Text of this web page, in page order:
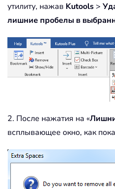
утилиту, нажав Kutools >
лишние пробелы в
2. После нажатия на «
всплывающее окно, как